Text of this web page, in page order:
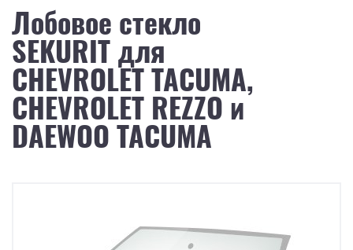
Лобовое стекло
SEKURIT для
CHEVROLET TACUMA,
CHEVROLET REZZO и
DAEWOO TACUMA